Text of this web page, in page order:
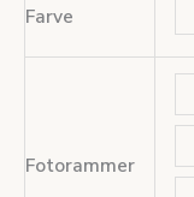
Farve
Fotorammer